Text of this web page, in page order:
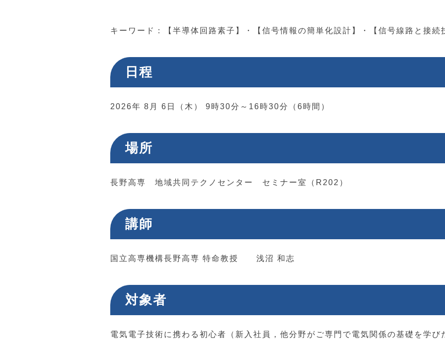
キーワード：【半導体回路素子】・【信号情報の簡単化設計】・【信号線路と接続
日程
2026年 8月 6日（木） 9時30分～16時30分（6時間）
場所
長野高専 地域共同テクノセンター セミナー室（R202）
講師
国立高専機構長野高専 特命教授 浅沼 和志
対象者
電気電子技術に携わる初心者（新入社員，他分野がご専門で電気関係の基礎を学び